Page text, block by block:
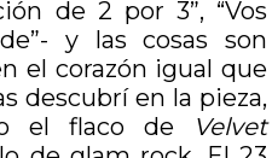
de 2 por 3”, “Vos
y las cosas son
el corazón igual que
descubrí en la pieza,
el flaco de
Velvet